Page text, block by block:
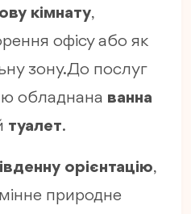
кімнату,
офісу або як
зону. До послуг
обладнана ванна
туалет.
орієнтацію,
природне